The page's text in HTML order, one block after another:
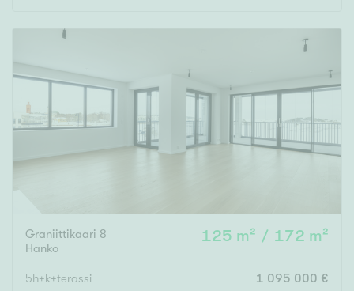
Graniittikaari 8
Hanko
125 m² / 172 m²
5h+k+terassi 1 095 000 €